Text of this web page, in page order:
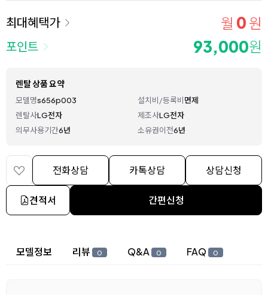
최대혜택가 월 0 원
포인트 93,000원
렌탈 상품 요약
모델명s656p003 설치비/등록비면제
렌탈사LG전자 제조사LG전자
의무사용기간6년 소유권이전6년
전화상담 카톡상담 상담신청
견적서 간편신청
상세 정보
모델정보 리뷰 0 Q&A 0 FAQ 0